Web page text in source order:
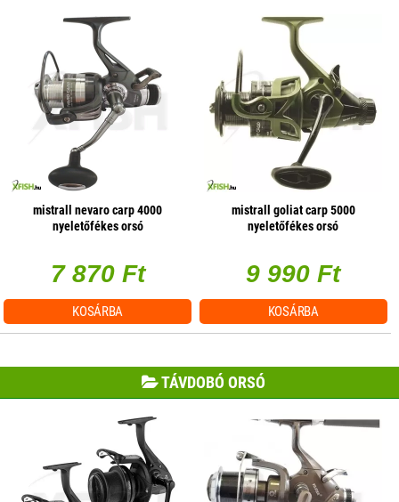
mistrall nevaro carp 4000
nyeletőfékes orsó
7 870 Ft
KOSÁRBA
mistrall goliat carp 5000
nyeletőfékes orsó
9 990 Ft
KOSÁRBA
TÁVDOBÓ ORSÓ